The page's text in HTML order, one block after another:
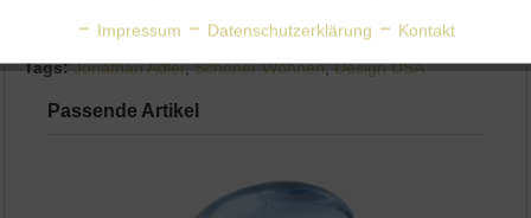
Tags: Jonathan Adler,Schöner Wohnen,Design USA
Passende Artikel
Personalisierung
Impressum Datenschutzerklärung Kontakt